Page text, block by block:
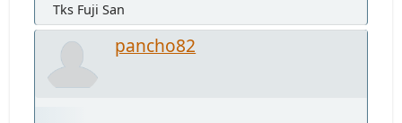
Tks Fuji San
pancho82